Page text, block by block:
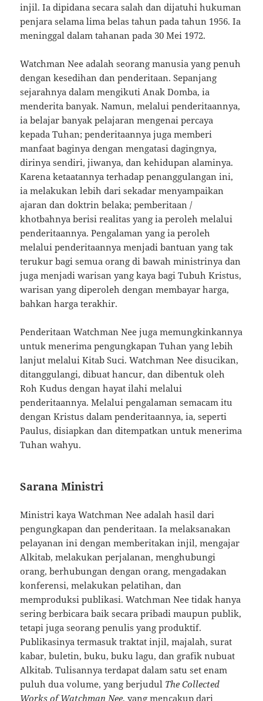
injil. Ia dipidana secara salah dan dijatuhi hukuman
penjara selama lima belas tahun pada tahun 1956. Ia
meninggal dalam tahanan pada 30 Mei 1972.
Watchman Nee adalah seorang manusia yang penuh
dengan kesedihan dan penderitaan. Sepanjang
sejarahnya dalam mengikuti Anak Domba, ia
menderita banyak. Namun, melalui penderitaannya,
ia belajar banyak pelajaran mengenai percaya
kepada Tuhan; penderitaannya juga memberi
manfaat baginya dengan mengatasi dagingnya,
dirinya sendiri, jiwanya, dan kehidupan alaminya.
Karena ketaatannya terhadap penanggulangan ini,
ia melakukan lebih dari sekadar menyampaikan
ajaran dan doktrin belaka; pemberitaan /
khotbahnya berisi realitas yang ia peroleh melalui
penderitaannya. Pengalaman yang ia peroleh
melalui penderitaannya menjadi bantuan yang tak
terukur bagi semua orang di bawah ministrinya dan
juga menjadi warisan yang kaya bagi Tubuh Kristus,
warisan yang diperoleh dengan membayar harga,
bahkan harga terakhir.
Penderitaan Watchman Nee juga memungkinkannya
untuk menerima pengungkapan Tuhan yang lebih
lanjut melalui Kitab Suci. Watchman Nee disucikan,
ditanggulangi, dibuat hancur, dan dibentuk oleh
Roh Kudus dengan hayat ilahi melalui
penderitaannya. Melalui pengalaman semacam itu
dengan Kristus dalam penderitaannya, ia, seperti
Paulus, disiapkan dan ditempatkan untuk menerima
Tuhan wahyu.
Sarana Ministri
Ministri kaya Watchman Nee adalah hasil dari
pengungkapan dan penderitaan. Ia melaksanakan
pelayanan ini dengan memberitakan injil, mengajar
Alkitab, melakukan perjalanan, menghubungi
orang, berhubungan dengan orang, mengadakan
konferensi, melakukan pelatihan, dan
memproduksi publikasi. Watchman Nee tidak hanya
sering berbicara baik secara pribadi maupun publik,
tetapi juga seorang penulis yang produktif.
Publikasinya termasuk traktat injil, majalah, surat
kabar, buletin, buku, buku lagu, dan grafik nubuat
Alkitab. Tulisannya terdapat dalam satu set enam
puluh dua volume, yang berjudul The Collected
Works of Watchman Nee, yang mencakup dari